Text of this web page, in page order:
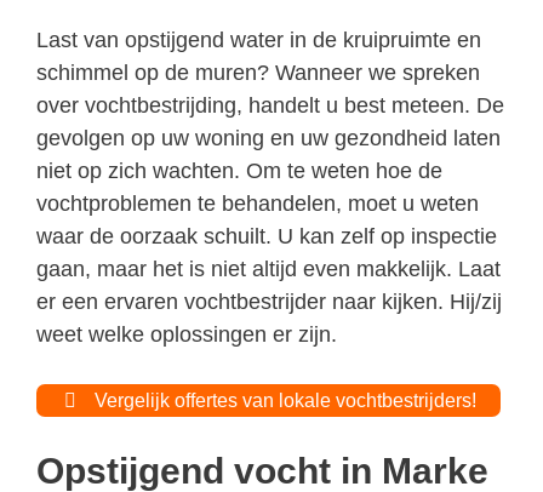
Last van opstijgend water in de kruipruimte en
schimmel op de muren? Wanneer we spreken
over vochtbestrijding, handelt u best meteen. De
gevolgen op uw woning en uw gezondheid laten
niet op zich wachten. Om te weten hoe de
vochtproblemen te behandelen, moet u weten
waar de oorzaak schuilt. U kan zelf op inspectie
gaan, maar het is niet altijd even makkelijk. Laat
er een ervaren vochtbestrijder naar kijken. Hij/zij
weet welke oplossingen er zijn.
Vergelijk offertes van lokale vochtbestrijders!
Opstijgend vocht in Marke